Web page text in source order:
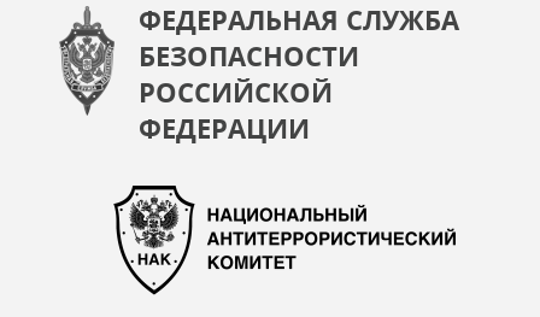
ФЕДЕРАЛЬНАЯ СЛУЖБА
БЕЗОПАСНОСТИ
РОССИЙСКОЙ
ФЕДЕРАЦИИ